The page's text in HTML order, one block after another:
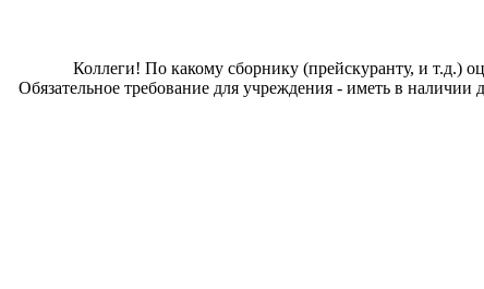
Коллеги! По какому сборнику (прейскуранту, и т.д.)
Обязательное требование для учреждения - иметь в